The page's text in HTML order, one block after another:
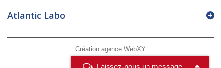
Laissez-nous un message
Création agence WebXY
Atlantic Labo